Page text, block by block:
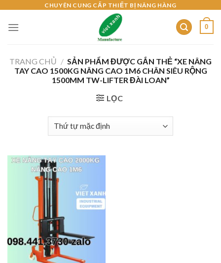
content
CHUYÊN CUNG CẤP THIẾT BỊ NÂNG HÀNG
0
TRANG CHỦ / SẢN PHẨM ĐƯỢC GẮN THẺ “XE NÂNG
TAY CAO 1500KG NÂNG CAO 1M6 CHÂN SIÊU RỘNG
1500MM TW-LIFTER ĐÀI LOAN”
LỌC